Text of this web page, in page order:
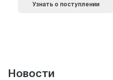
Узнать о поступлении
Новости